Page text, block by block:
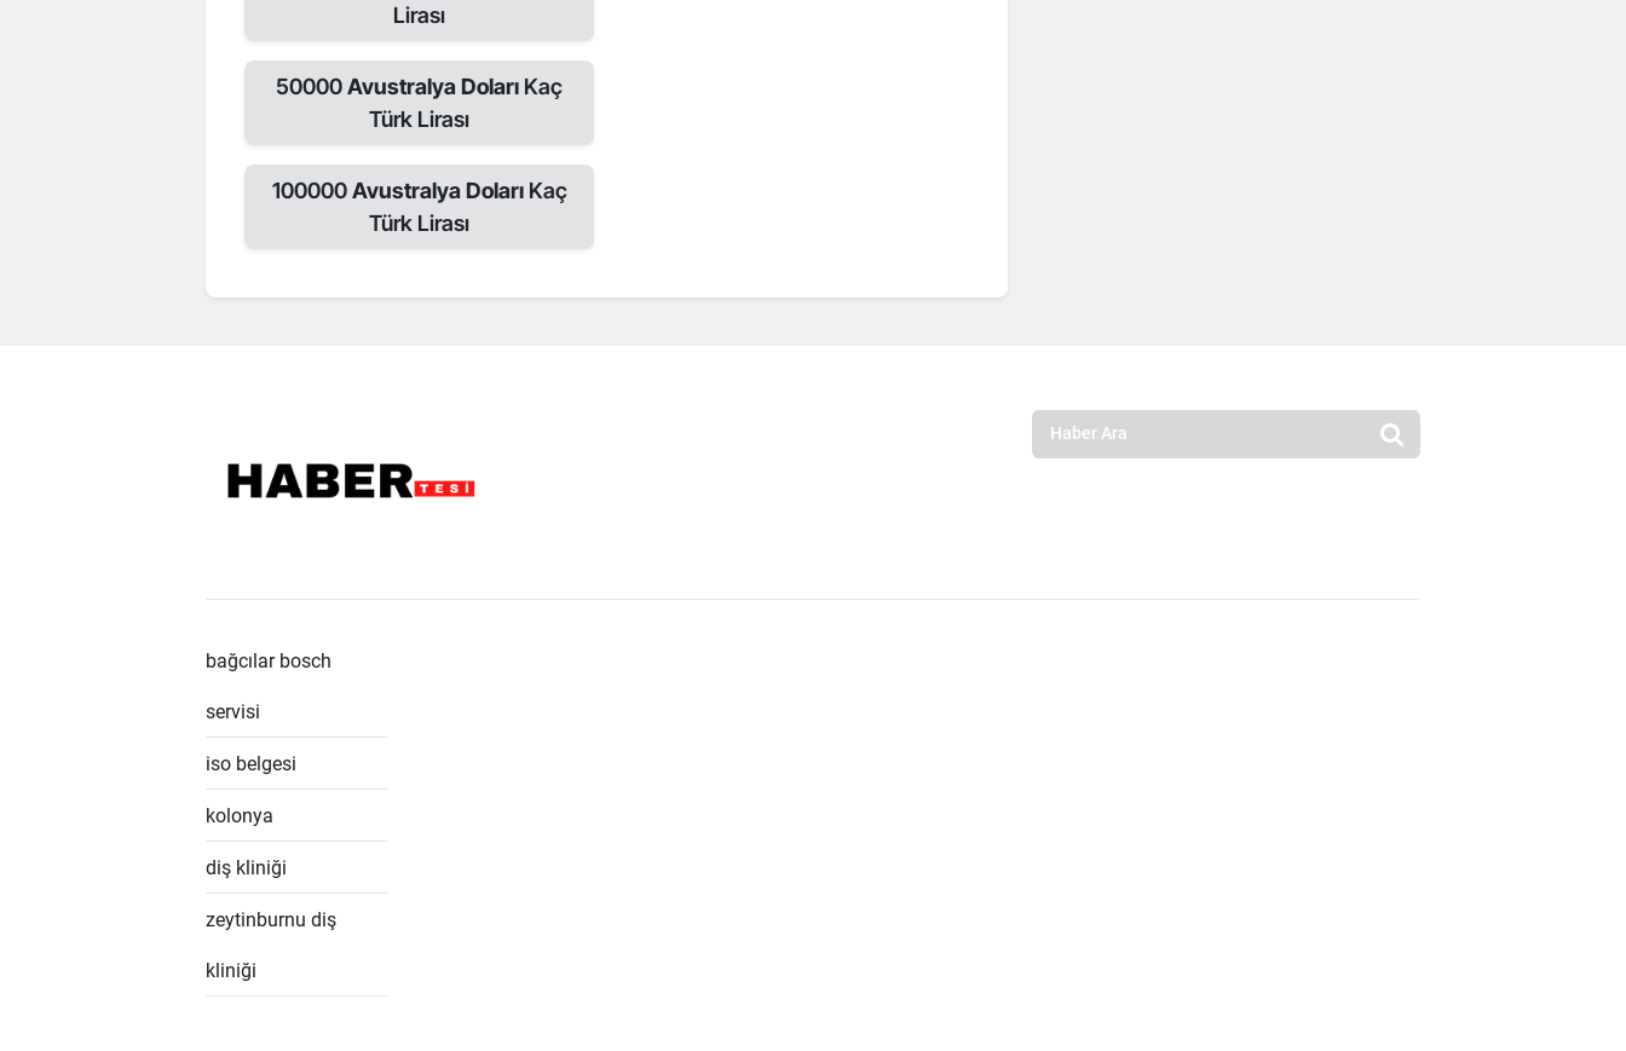
Lirası
50000Avustralya Doları Kaç
Türk Lirası
100000Avustralya DolarıKaç
Türk Lirası
bağcılar bosch
servisi
iso belgesi
kolonya
diş kliniği
zeytinburnu diş
kliniği